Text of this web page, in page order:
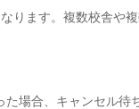
ります。複数校舎や
場合、キャンセル